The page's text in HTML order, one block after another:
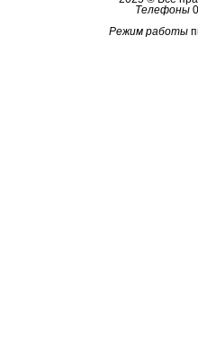
Телефоны
Режим работы